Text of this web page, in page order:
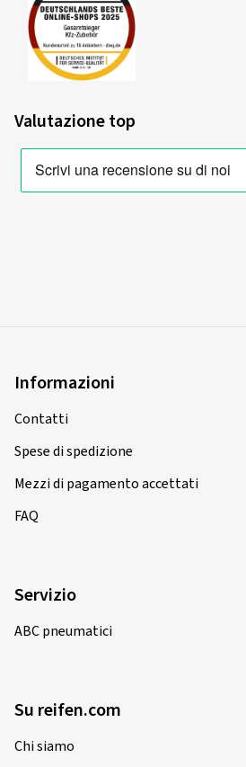
Valutazione top
Informazioni
Contatti
Spese di spedizione
Mezzi di pagamento accettati
FAQ
Servizio
ABC pneumatici
Su reifen.com
Chi siamo